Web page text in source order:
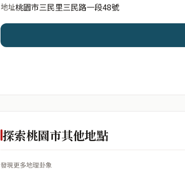
地址桃園市三民里三民路一段48號
探索桃園市其他地點
發現更多地理卦象